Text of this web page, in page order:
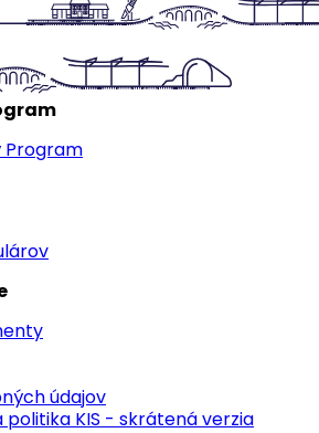
Program
údajov
politika KIS - skrátená verzia